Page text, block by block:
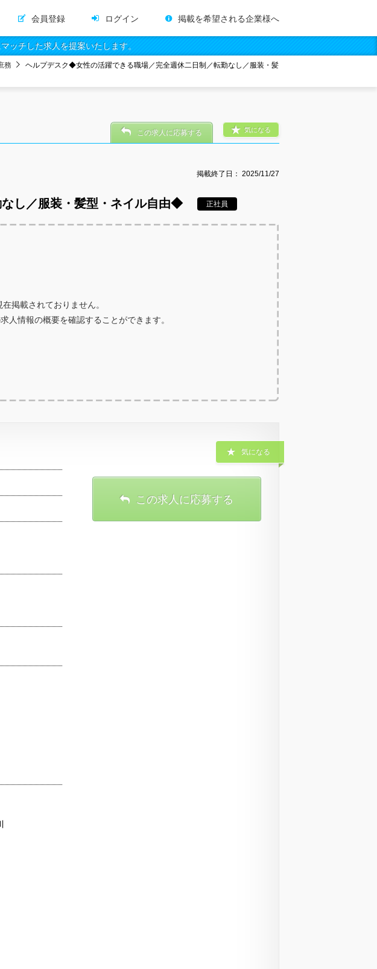
会員登録 ログイン 掲載を希望される企業様へ
ッチした求人を提案いたします。
務
ヘルプデスク◆女性の活躍できる職場／完全週休二日制／転勤なし／服装・髪
掲載終了日： 2025/11/27
し／服装・髪型・ネイル自由◆ 正社員
気になる
この求人に応募する
掲載されておりません。
人情報の概要を確認することができます。
気になる
この求人に応募する